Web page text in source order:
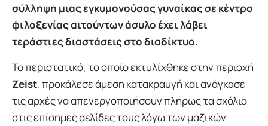
σύλληψη μιας εγκυμονούσας γυναίκας σε κέντρο
φιλοξενίας αιτούντων άσυλο έχει λάβει
τεράστιες διαστάσεις στο διαδίκτυο.
Το περιστατικό, το οποίο εκτυλίχθηκε στην περιοχή
Zeist, προκάλεσε άμεση κατακραυγή και ανάγκασε
τις αρχές να απενεργοποιήσουν πλήρως τα σχόλια
στις επίσημες σελίδες τους λόγω των μαζικών